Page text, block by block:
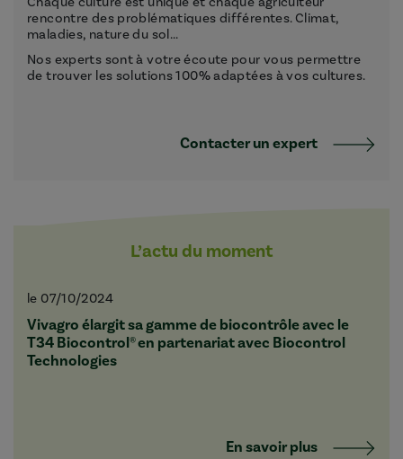
rencontre des problématiques différentes. Climat,
maladies, nature du sol...
Nos experts sont à votre écoute pour vous permettre
de trouver les solutions 100% adaptées à vos cultures.
Contacter un expert
L’actu du moment
le 07/10/2024
Vivagro élargit sa gamme de biocontrôle avec le
T34 Biocontrol® en partenariat avec Biocontrol
Technologies
En savoir plus